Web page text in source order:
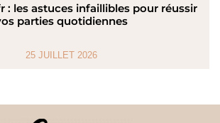
: les astuces infaillibles pour réussir
parties quotidiennes
25 JUILLET 2026